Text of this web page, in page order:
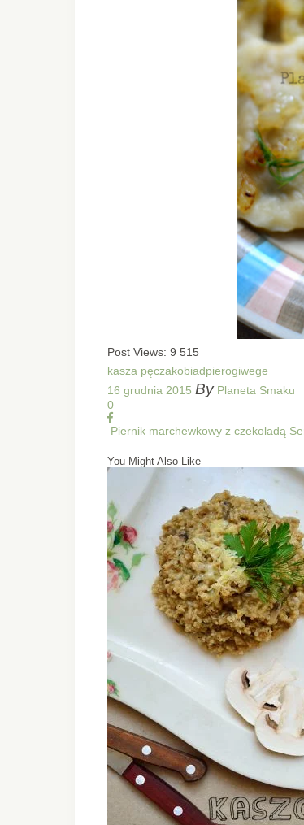
Post Views: 9 515
kasza pęczakobiadpierogiwege
16 grudnia 2015 By Planeta Smaku
0
Piernik marchewkowy z czekoladą
You Might Also Like